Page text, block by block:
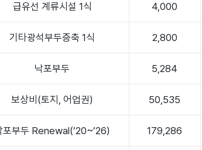
급유선 계류시설 1식 4,000
기타광석부두증축 1식 2,800
낙포부두 5,284
보상비(토지, 어업권) 50,535
포부두 Renewal(’20~’26) 179,286